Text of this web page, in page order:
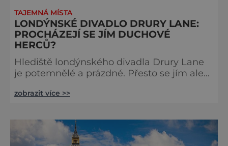
TAJEMNÁ MÍSTA
LONDÝNSKÉ DIVADLO DRURY LANE:
PROCHÁZEJÍ SE JÍM DUCHOVÉ
HERCŮ?
Hlediště londýnského divadla Drury Lane
je potemnělé a prázdné. Přesto se jím ale
jakési mumlání, z nedaleké chodby čísi
totiž údajně straší. Stavbu londýnského
divadla Drury Lane dotoval bohatý herec a
divadelník ze 17. století jménem Thomas
zobrazit více >>